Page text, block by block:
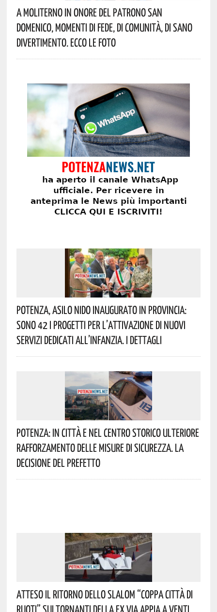
A Moliterno In Onore Del Patrono San
Domenico, Momenti Di Fede, Di Comunità, Di Sano
Divertimento. Ecco Le Foto
Potenza, Asilo Nido Inaugurato In Provincia:
Sono 42 I Progetti Per L’attivazione Di Nuovi
Servizi Dedicati All’infanzia. I Dettagli
Potenza: In Città E Nel Centro Storico Ulteriore
Rafforzamento Delle Misure Di Sicurezza. La
Decisione Del Prefetto
Atteso Il Ritorno Dello Slalom “Coppa Città Di
Ruoti” Sui Tornanti Della Ex Via Appia A Venti